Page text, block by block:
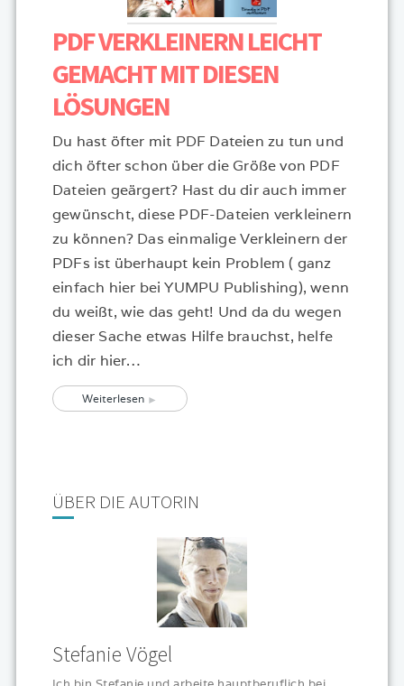
PDF VERKLEINERN LEICHT
GEMACHT MIT DIESEN
LÖSUNGEN
Du hast öfter mit PDF Dateien zu tun und
dich öfter schon über die Größe von PDF
Dateien geärgert? Hast du dir auch immer
gewünscht, diese PDF-Dateien verkleinern
zu können? Das einmalige Verkleinern der
PDFs ist überhaupt kein Problem ( ganz
einfach hier bei YUMPU Publishing), wenn
du weißt, wie das geht! Und da du wegen
dieser Sache etwas Hilfe brauchst, helfe
ich dir hier…
Weiterlesen
ÜBER DIE AUTORIN
Stefanie Vögel